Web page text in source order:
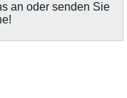
an oder senden Sie